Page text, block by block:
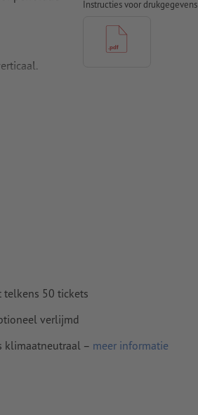
krommen
papier,
Instructies voor drukgegevens
50 tickets
verlijmd
klimaatneutraal – meer informatie